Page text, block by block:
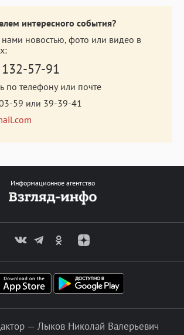
интересного события?
нами новостью, фото или видео в
57-91
по телефону или почте
59 или 39-39-41
Информационное агентство
— Лыков Николай Валерьевич